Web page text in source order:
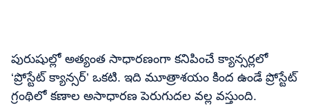
పురుషుల్లో అత్యంత సాధారణంగా కనిపించే క్యాన్సర్లలో
‘ప్రోస్టేట్ క్యాన్సర్’ ఒకటి. ఇది మూత్రాశయం కింద ఉండే ప్రోస్టేట్
గ్రంథిలో కణాల అసాధారణ పెరుగుదల వల్ల వస్తుంది.